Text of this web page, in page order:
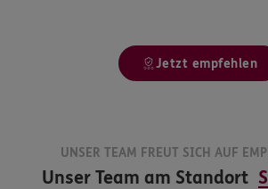
Jetzt empfehlen
UNSER TEAM FREUT SICH AUF
Unser Team am Standort